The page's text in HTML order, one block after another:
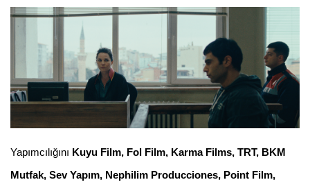
Yapımcılığını Kuyu Film, Fol Film, Karma Films, TRT, BKM
Mutfak, Sev Yapım, Nephilim Producciones, Point Film,